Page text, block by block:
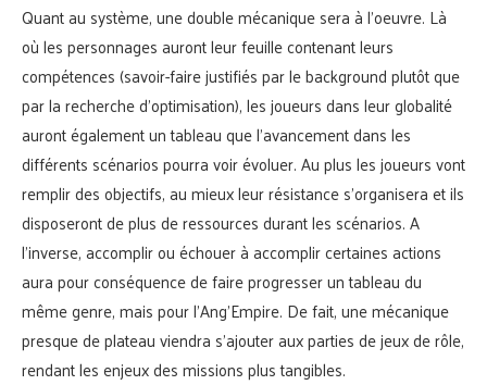
Quant au système, une double mécanique sera à l’oeuvre. Là
où les personnages auront leur feuille contenant leurs
compétences (savoir-faire justifiés par le background plutôt que
par la recherche d’optimisation), les joueurs dans leur globalité
auront également un tableau que l’avancement dans les
différents scénarios pourra voir évoluer. Au plus les joueurs vont
remplir des objectifs, au mieux leur résistance s’organisera et ils
disposeront de plus de ressources durant les scénarios. A
l’inverse, accomplir ou échouer à accomplir certaines actions
aura pour conséquence de faire progresser un tableau du
même genre, mais pour l’Ang’Empire. De fait, une mécanique
presque de plateau viendra s’ajouter aux parties de jeux de rôle,
rendant les enjeux des missions plus tangibles.